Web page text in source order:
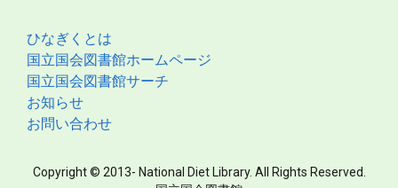
ひなぎくとは
国立国会図書館ホームページ
国立国会図書館サーチ
お知らせ
お問い合わせ
Copyright © 2013- National Diet Library. All Rights Reserved.